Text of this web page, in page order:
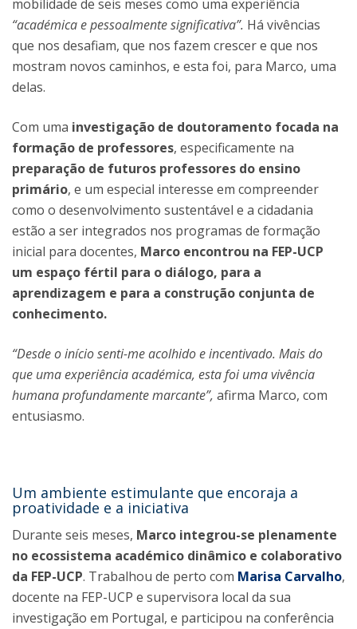
mobilidade de seis meses como uma experiência
“académica e pessoalmente significativa”. Há vivências
que nos desafiam, que nos fazem crescer e que nos
mostram novos caminhos, e esta foi, para Marco, uma
delas.
Com uma investigação de doutoramento focada na
formação de professores, especificamente na
preparação de futuros professores do ensino
primário, e um especial interesse em compreender
como o desenvolvimento sustentável e a cidadania
estão a ser integrados nos programas de formação
inicial para docentes, Marco encontrou na FEP-UCP
um espaço fértil para o diálogo, para a
aprendizagem e para a construção conjunta de
conhecimento.
“Desde o início senti-me acolhido e incentivado. Mais do
que uma experiência académica, esta foi uma vivência
humana profundamente marcante”, afirma Marco, com
entusiasmo.
Um ambiente estimulante que encoraja a
proatividade e a iniciativa
Durante seis meses, Marco integrou-se plenamente
no ecossistema académico dinâmico e colaborativo
da FEP-UCP. Trabalhou de perto com Marisa Carvalho,
docente na FEP-UCP e supervisora local da sua
investigação em Portugal, e participou na conferência